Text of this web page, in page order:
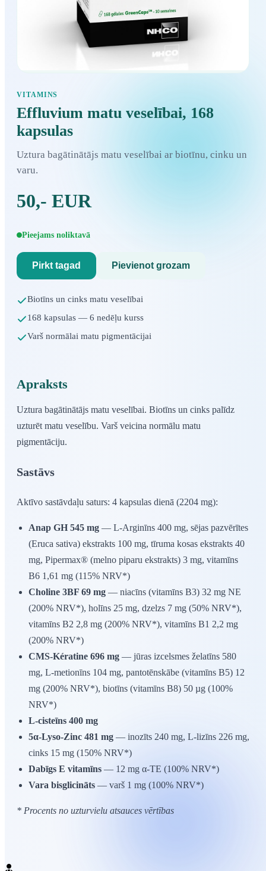
VITAMINS
Effluvium matu veselībai, 168
kapsulas
Uztura bagātinātājs matu veselībai ar biotīnu, cinku un
varu.
50,- EUR
Pieejams noliktavā
Pirkt tagad Pievienot grozam
Biotīns un cinks matu veselībai
168 kapsulas — 6 nedēļu kurss
Varš normālai matu pigmentācijai
Apraksts
Uztura bagātinātājs matu veselībai. Biotīns un cinks palīdz
uzturēt matu veselību. Varš veicina normālu matu
pigmentāciju.
Sastāvs
Aktīvo sastāvdaļu saturs: 4 kapsulas dienā (2204 mg):
Anap GH 545 mg — L-Arginīns 400 mg, sējas pazvērītes
(Eruca sativa) ekstrakts 100 mg, tīruma kosas ekstrakts 40
mg, Pipermax® (melno piparu ekstrakts) 3 mg, vitamīns
B6 1,61 mg (115% NRV*)
Choline 3BF 69 mg — niacīns (vitamīns B3) 32 mg NE
(200% NRV*), holīns 25 mg, dzelzs 7 mg (50% NRV*),
vitamīns B2 2,8 mg (200% NRV*), vitamīns B1 2,2 mg
(200% NRV*)
CMS-Kératine 696 mg — jūras izcelsmes želatīns 580
mg, L-metionīns 104 mg, pantotēnskābe (vitamīns B5) 12
mg (200% NRV*), biotīns (vitamīns B8) 50 µg (100%
NRV*)
L-cisteīns 400 mg
5α-Lyso-Zinc 481 mg — inozīts 240 mg, L-lizīns 226 mg,
cinks 15 mg (150% NRV*)
Dabīgs E vitamīns — 12 mg α-TE (100% NRV*)
Vara bisglicināts — varš 1 mg (100% NRV*)
* Procents no uzturvielu atsauces vērtības